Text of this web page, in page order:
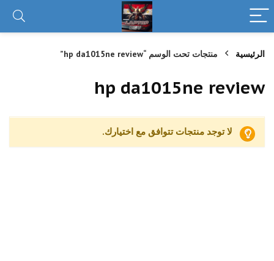
الرئيسية منتجات تحت الوسم “hp da1015ne review”
hp da1015ne review
لا توجد منتجات تتوافق مع اختيارك.